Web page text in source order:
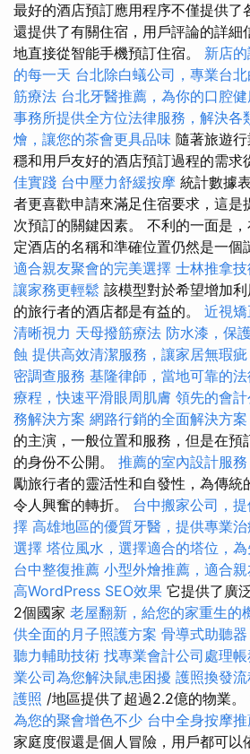
最好的酒店預訂應用程序不僅提供了
還提供了有關住宿，用戶評論的詳細
地直接從智能手機預訂住宿。 新店
的每一天 台北除白蟻公司，專業台
筋療法 台北牙醫推薦，為你的口腔
事務所提供全方位法律服務，解決各
燴，讓您的茶會更具品味 隨著旅遊
穩和用戶友好的酒店預訂過程的需求
佳實踐 台中壓力舒緩按摩 統計數據
者更喜歡申請來滿足住宿要求，這是
次預訂的關鍵因素。 不利的一面是
定酒店的名稱和準確位置仍然是一個
適合親友聚會的完美選擇 士林推拿
讓家務更輕鬆 該模型對於希望增加
的旅行者的酒店都是有益的。 近視
清晰視力 天母撥筋療法 防水漆，保
蝕 提供高效清潔服務，讓家居無瑕疵
密調查服務 基隆律師，當地可靠的
療程，快速平滑眼周肌膚 領先的會
務解決方案 網路行銷的全面解決方案
的主演，一般位置和服務，但是在預
的身份不公開。 推薦的室內設計服務
勵旅行者的靈活性和自發性，為傳統
令人興奮的轉折。 台中搬家公司，
擇 高雄地區的優質牙醫，提供專業治
選擇 塔位風水，選擇適合的塔位，
台中整復推薦 小型外燴推薦，適合
高WordPress SEO效果 它提供了廣
2個國家 老屋翻新，給您的家重生的
供全面的月子照護方案 骨導式助聽
聽力輔助技術 找專業會計公司處理帳
業公司為您解決鼠患困擾 護照換發
護照 /地區提供了超過2.2億的物業。
為您的聚會增色不少 台中全身按摩
家庭度假還是個人冒險，用戶都可以